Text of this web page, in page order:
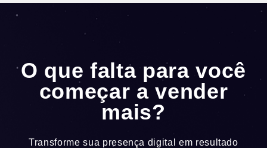
O que falta para você
começar a vender
mais?
Transforme sua presença digital em resultado